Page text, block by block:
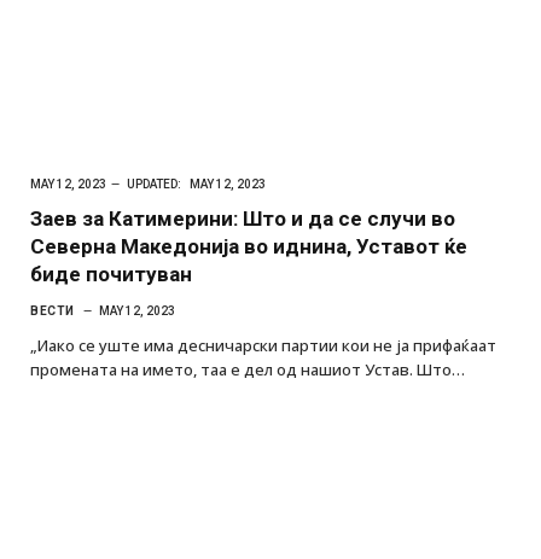
MAY 12, 2023 UPDATED: MAY 12, 2023
Заев за Катимерини: Што и да се случи во
Северна Македонија во иднина, Уставот ќе
биде почитуван
ВЕСТИ MAY 12, 2023
„Иако се уште има десничарски партии кои не ја прифаќаат
промената на името, таа е дел од нашиот Устав. Што…